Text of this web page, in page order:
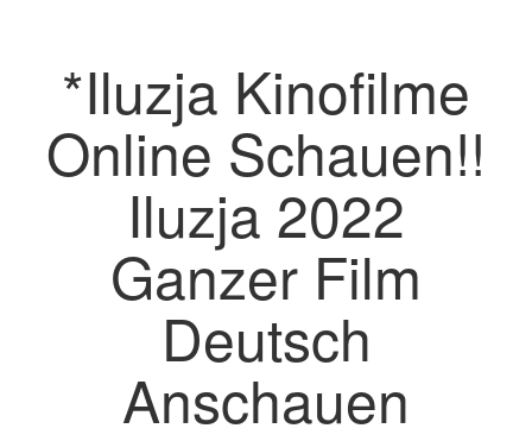
*Iluzja Kinofilme
Online Schauen!!
Iluzja 2022
Ganzer Film
Deutsch
Anschauen